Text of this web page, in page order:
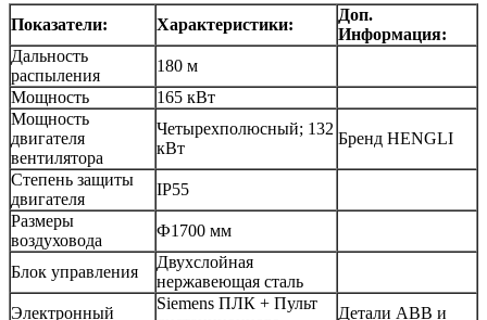
Показатели: Характеристики:
Доп.
Информация:
Дальность
распыления
180 м
Мощность
165 кВт
Мощность
двигателя
вентилятора
Четырехполюсный; 132
кВт
Бренд HENGLI
Степень защиты
двигателя
IP55
Размеры
воздуховода
Ф1700 мм
Блок управления
Двухслойная
нержавеющая сталь
Электронный
Siemens ПЛК + Пульт
Детали ABB и